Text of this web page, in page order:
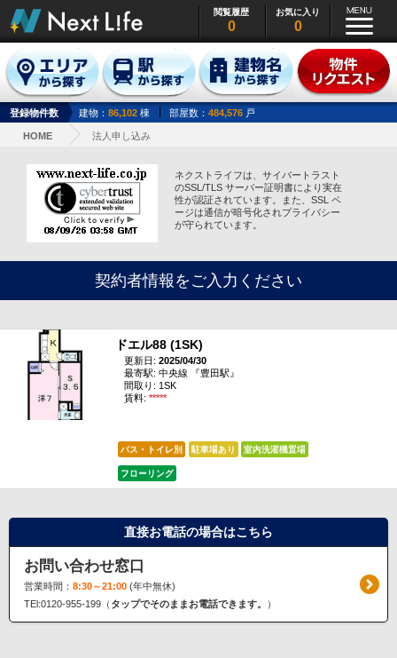
閲覧履歴
0
お気に入り
0
登録物件数 建物： 86,102 棟 部屋数： 484,576 戸
HOME 法人申し込み
ネクストライフは、サイバートラスト
のSSL/TLS サーバー証明書により実在
性が認証されています。また、SSL ペ
ージは通信が暗号化されプライバシー
が守られています。
契約者情報をご入力ください
ドエル88 (1SK)
更新日: 2025/04/30
最寄駅: 中央線 『豊田駅』
間取り: 1SK
賃料: *****
バス・トイレ別 駐車場あり 室内洗濯機置場
フローリング
直接お電話の場合はこちら
お問い合わせ窓口
営業時間： 8:30～21:00(年中無休)
TEl:0120-955-199（ タップでそのままお電話できます。 ）